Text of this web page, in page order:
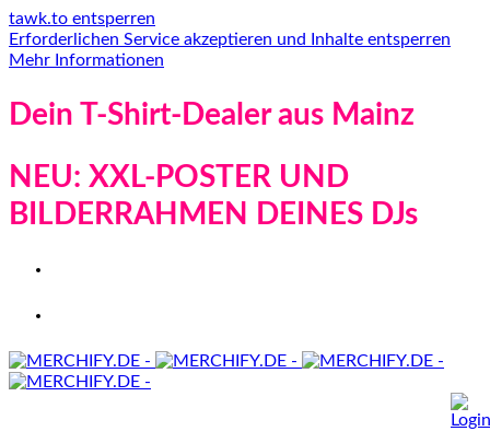
tawk.to entsperren
Erforderlichen Service akzeptieren und Inhalte entsperren
Mehr Informationen
Dein T-Shirt-Dealer aus Mainz
NEU: XXL-POSTER UND
BILDERRAHMEN DEINES DJs